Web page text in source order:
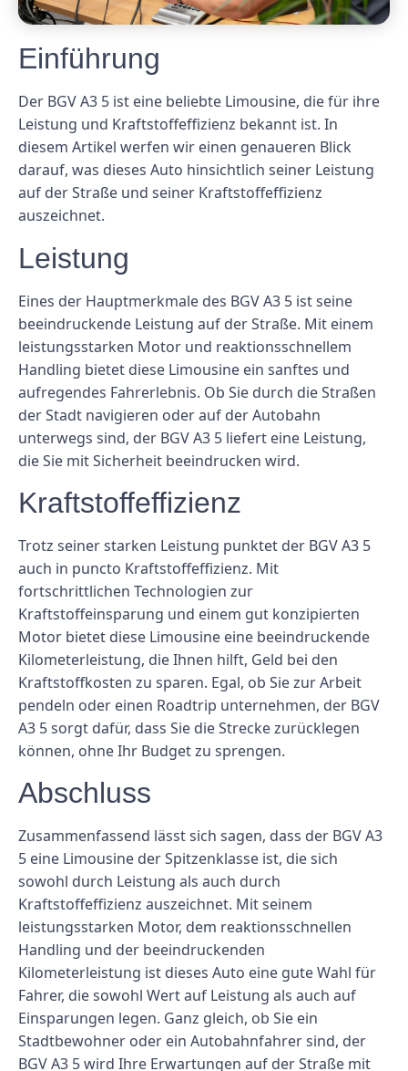
Einführung
Der BGV A3 5 ist eine beliebte Limousine, die für ihre
Leistung und Kraftstoffeffizienz bekannt ist. In
diesem Artikel werfen wir einen genaueren Blick
darauf, was dieses Auto hinsichtlich seiner Leistung
auf der Straße und seiner Kraftstoffeffizienz
auszeichnet.
Leistung
Eines der Hauptmerkmale des BGV A3 5 ist seine
beeindruckende Leistung auf der Straße. Mit einem
leistungsstarken Motor und reaktionsschnellem
Handling bietet diese Limousine ein sanftes und
aufregendes Fahrerlebnis. Ob Sie durch die Straßen
der Stadt navigieren oder auf der Autobahn
unterwegs sind, der BGV A3 5 liefert eine Leistung,
die Sie mit Sicherheit beeindrucken wird.
Kraftstoffeffizienz
Trotz seiner starken Leistung punktet der BGV A3 5
auch in puncto Kraftstoffeffizienz. Mit
fortschrittlichen Technologien zur
Kraftstoffeinsparung und einem gut konzipierten
Motor bietet diese Limousine eine beeindruckende
Kilometerleistung, die Ihnen hilft, Geld bei den
Kraftstoffkosten zu sparen. Egal, ob Sie zur Arbeit
pendeln oder einen Roadtrip unternehmen, der BGV
A3 5 sorgt dafür, dass Sie die Strecke zurücklegen
können, ohne Ihr Budget zu sprengen.
Abschluss
Zusammenfassend lässt sich sagen, dass der BGV A3
5 eine Limousine der Spitzenklasse ist, die sich
sowohl durch Leistung als auch durch
Kraftstoffeffizienz auszeichnet. Mit seinem
leistungsstarken Motor, dem reaktionsschnellen
Handling und der beeindruckenden
Kilometerleistung ist dieses Auto eine gute Wahl für
Fahrer, die sowohl Wert auf Leistung als auch auf
Einsparungen legen. Ganz gleich, ob Sie ein
Stadtbewohner oder ein Autobahnfahrer sind, der
BGV A3 5 wird Ihre Erwartungen auf der Straße mit